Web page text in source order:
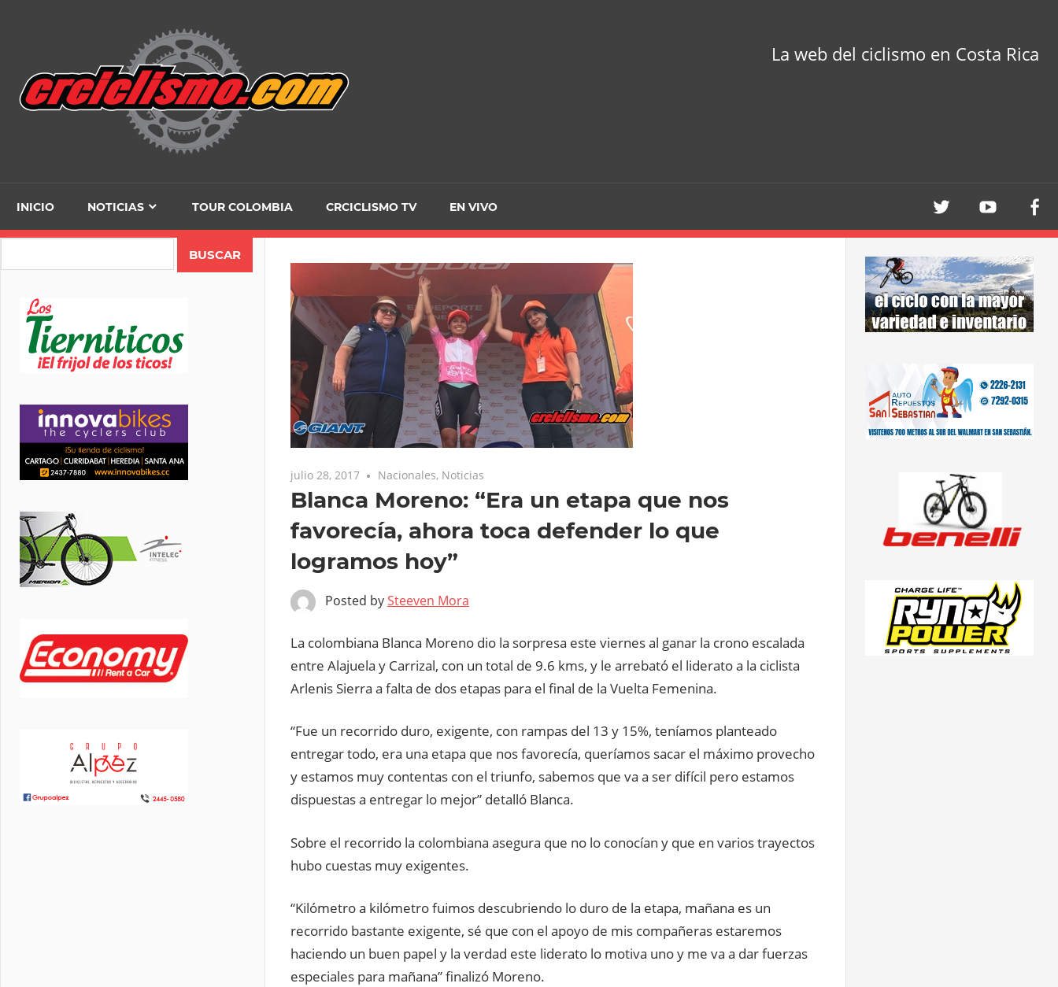
La web del ciclismo en Costa Rica
INICIO NOTICIAS TOUR COLOMBIA CRCICLISMO TV EN VIVO
julio 28, 2017 Nacionales, Noticias
Blanca Moreno: “Era un etapa que nos
favorecía, ahora toca defender lo que
logramos hoy”
Posted bySteeven Mora
La colombiana Blanca Moreno dio la sorpresa este viernes al ganar la crono escalada
entre Alajuela y Carrizal, con un total de 9.6 kms, y le arrebató el liderato a la ciclista
Arlenis Sierra a falta de dos etapas para el final de la Vuelta Femenina.
“Fue un recorrido duro, exigente, con rampas del 13 y 15%, teníamos planteado
entregar todo, era una etapa que nos favorecía, queríamos sacar el máximo provecho
y estamos muy contentas con el triunfo, sabemos que va a ser difícil pero estamos
dispuestas a entregar lo mejor” detalló Blanca.
Sobre el recorrido la colombiana asegura que no lo conocían y que en varios trayectos
hubo cuestas muy exigentes.
“Kilómetro a kilómetro fuimos descubriendo lo duro de la etapa, mañana es un
recorrido bastante exigente, sé que con el apoyo de mis compañeras estaremos
haciendo un buen papel y la verdad este liderato lo motiva uno y me va a dar fuerzas
especiales para mañana” finalizó Moreno.